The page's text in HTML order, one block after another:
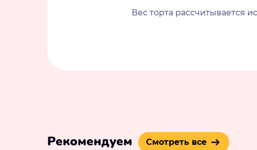
Вес торта рассчитывается
Рекомендуем Смотреть все